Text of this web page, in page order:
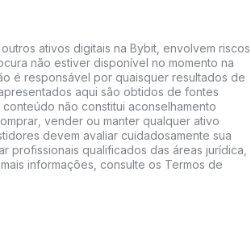
ativos digitais na Bybit, envolvem riscos
não estiver disponível no momento na
é responsável por quaisquer resultados de
aqui são obtidos de fontes
não constitui aconselhamento
vender ou manter qualquer ativo
devem avaliar cuidadosamente sua
profissionais qualificados das áreas jurídica,
informações, consulte os Termos de